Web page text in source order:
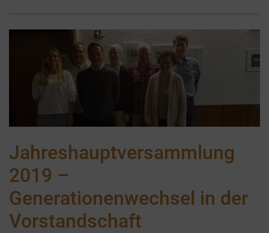
Jahreshauptversammlung
2019 –
Generationenwechsel in der
Vorstandschaft